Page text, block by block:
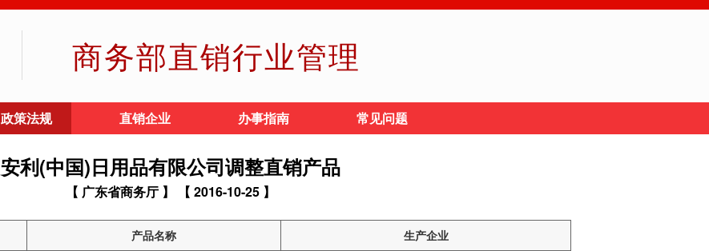
商务部直销行业管理
政策法规 直销企业 办事指南 常见问题
安利(中国)日用品有限公司调整直销产品
【 广东省商务厅 】 【 2016-10-25 】
产品名称
生产企业